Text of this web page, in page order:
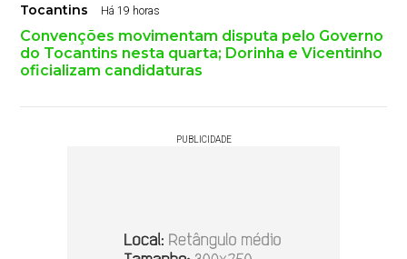
Tocantins Há 19 horas
Convenções movimentam disputa pelo Governo
do Tocantins nesta quarta; Dorinha e Vicentinho
oficializam candidaturas
PUBLICIDADE